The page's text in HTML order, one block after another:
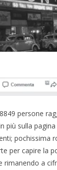
persone
più sulla pagina
pochissima
per capire la
rimanendo a